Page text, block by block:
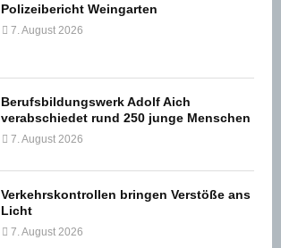
Polizeibericht Weingarten
7. August 2026
Berufsbildungswerk Adolf Aich
verabschiedet rund 250 junge Menschen
7. August 2026
Verkehrskontrollen bringen Verstöße ans
Licht
7. August 2026